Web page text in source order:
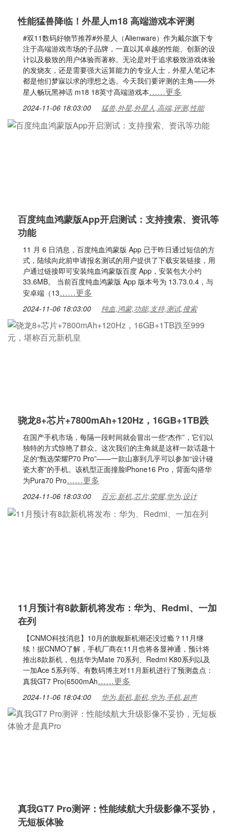
性能猛兽降临！外星人m18 高端游戏本评测
#双11数码好物节推荐#外星人（Alienware）作为戴尔旗下专
注于高端游戏市场的子品牌，一直以其卓越的性能、创新的设
计以及极致的用户体验而著称。无论是对于追求极致游戏体验
的发烧友，还是需要强大运算能力的专业人士，外星人笔记本
都是他们梦寐以求的理想之选。今天我们要评测的主角——外
星人畅玩黑神话 m18 18英寸高端游戏本……更多
2024-11-06 18:03:00 猛兽,外星,外星人,高端,评测,性能
百度纯血鸿蒙版App开启测试：支持搜索、资讯等
功能
11 月 6 日消息，百度纯血鸿蒙版 App 已于昨日通过短信的方
式，陆续向此前申请报名测试的用户提供了下载安装链接，用
户通过链接即可安装纯血鸿蒙版百度 App，安装包大小约
33.6MB。 当前百度纯血鸿蒙版 App 版本号为 13.73.0.4，与
安卓端（13……更多
2024-11-06 18:03:00 纯血,鸿蒙,功能,支持,测试,搜索
骁龙8+芯片+7800mAh+120Hz，16GB+1TB跌
在国产手机市场，每隔一段时间就会冒出一些“杰作”，它们以
独特的方式惊艳了群众。这次我们的主角就是这样一款话题十
足的“甄选荣耀P70 Pro”——一款山寨到几乎可以参加“设计碰
瓷大赛”的手机。该机型正面撞脸iPhone16 Pro，背面勾搭华
为Pura70 Pro……更多
2024-11-06 18:03:00 百元,新机,芯片,荣耀,华为,设计
11月预计有8款新机将发布：华为、Redmi、一加
在列
【CNMO科技消息】10月的旗舰新机潮还没过瘾？11月继
续！据CNMO了解，手机厂商在11月也将各显神通，预计将
推出8款新机，包括华为Mate 70系列、Redmi K80系列以及
一加Ace 5系列等。有数码博主对11月新机进行了预测盘点：
真我GT7 Pro(6500mAh……更多
2024-11-06 18:04:00 华为,新机,新机,华为,手机,超声
真我GT7 Pro测评：性能续航大升级影像不妥协，
无短板体验